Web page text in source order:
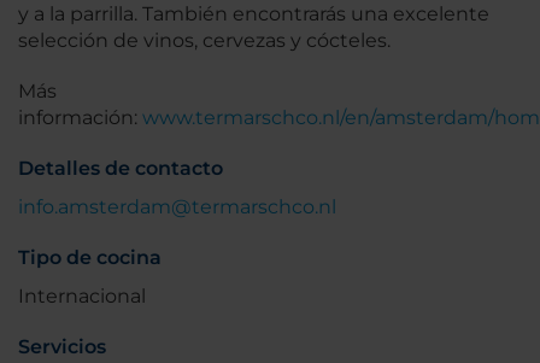
y a la parrilla. También encontrarás una excelente
selección de vinos, cervezas y cócteles.
Más
información: www.termarschco.nl/en/amsterdam/
Detalles de contacto
info.amsterdam@termarschco.nl
Tipo de cocina
Internacional
Servicios